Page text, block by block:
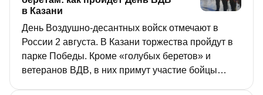
РТ.
в Казани
День Воздушно-десантных войск отмечают в
России 2 августа. В Казани торжества пройдут в
парке Победы. Кроме «голубых беретов» и
ветеранов ВДВ, в них примут участие бойцы